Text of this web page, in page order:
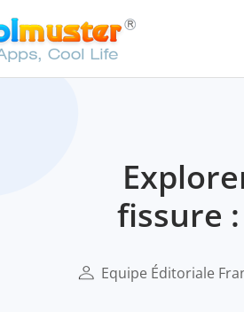
fissure
Equipe Éditoriale